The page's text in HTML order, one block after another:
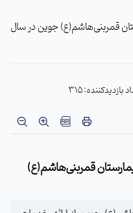
بیمار در بیمارستان قمربنی‌هاشم(ع) جوین در سال
بازدیدکننده: 315
هزار بیمار در بیمارستان قمربنی‌هاشم(ع)